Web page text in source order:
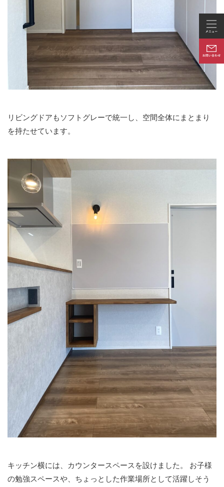
リビングドアもソフトグレーで統一し、空間全体にまとまり
を持たせています。
キッチン横には、カウンタースペースを設けました。
お子様
の勉強スペースや、ちょっとした作業場所として活躍しそう